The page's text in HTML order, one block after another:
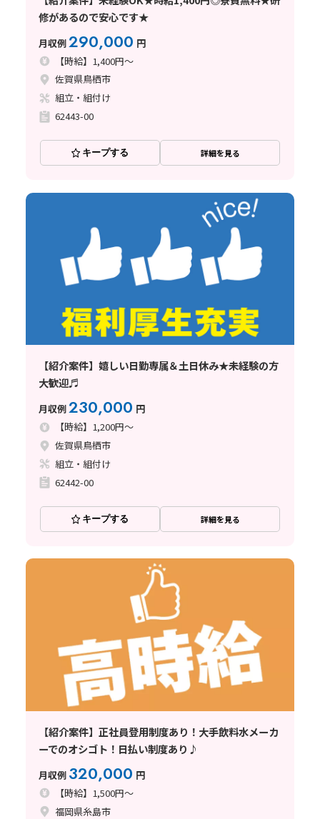
修があるので安心です★
月収例290,000 円
【時給】1,400円～
佐賀県鳥栖市
組立・組付け
62443-00
キープする 詳細を見る
【紹介案件】嬉しい日勤専属＆土日休み★未経験の方
大歓迎♬
月収例230,000 円
【時給】1,200円～
佐賀県鳥栖市
組立・組付け
62442-00
キープする 詳細を見る
【紹介案件】正社員登用制度あり！大手飲料水メーカ
ーでのオシゴト！日払い制度あり♪
月収例 320,000 円
【時給】1,500円～
福岡県糸島市